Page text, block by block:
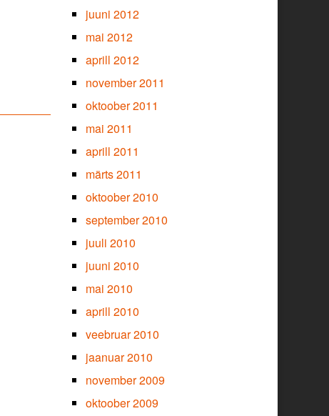
juuni 2012
mai 2012
aprill 2012
november 2011
oktoober 2011
mai 2011
aprill 2011
märts 2011
oktoober 2010
september 2010
juuli 2010
juuni 2010
mai 2010
aprill 2010
veebruar 2010
jaanuar 2010
november 2009
oktoober 2009